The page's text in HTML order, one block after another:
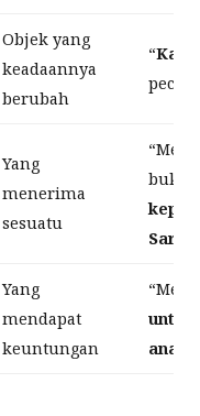
Objek yang
keadaannya
berubah
“Kaca
Yang
menerima
sesuatu
buku
Sari
Yang
mendapat
keuntungan
untuk
anak